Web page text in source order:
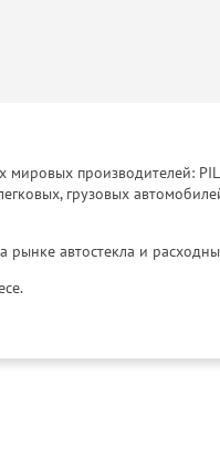
производителей:
грузовых
автостекла и